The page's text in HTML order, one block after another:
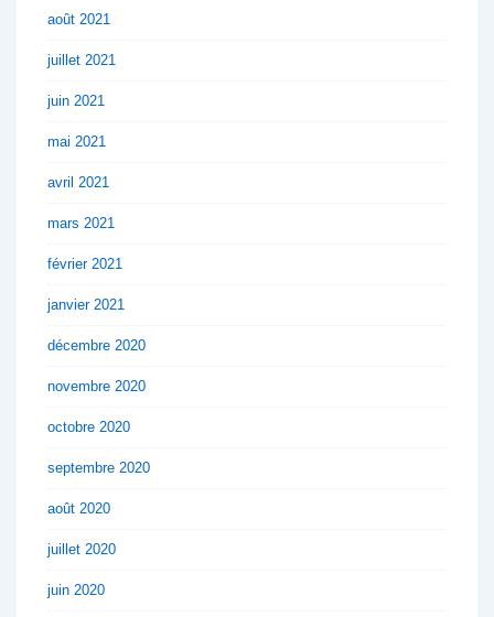
août 2021
juillet 2021
juin 2021
mai 2021
avril 2021
mars 2021
février 2021
janvier 2021
décembre 2020
novembre 2020
octobre 2020
septembre 2020
août 2020
juillet 2020
juin 2020